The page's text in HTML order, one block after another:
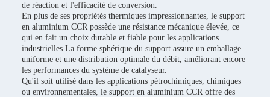
de réaction et l'efficacité de conversion.
En plus de ses propriétés thermiques impressionnantes, le support
en aluminium CCR possède une résistance mécanique élevée, ce
qui en fait un choix durable et fiable pour les applications
industrielles.La forme sphérique du support assure un emballage
uniforme et une distribution optimale du débit, améliorant encore
les performances du système de catalyseur.
Qu'il soit utilisé dans les applications pétrochimiques, chimiques
ou environnementales, le support en aluminium CCR offre des